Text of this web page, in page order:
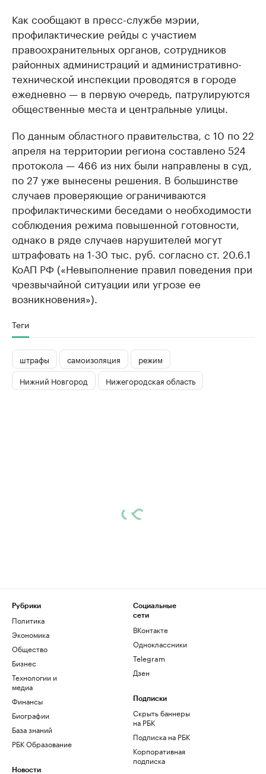
Как сообщают в пресс-службе мэрии,
профилактические рейды с участием
правоохранительных органов, сотрудников
районных администраций и административно-
технической инспекции проводятся в городе
ежедневно — в первую очередь, патрулируются
общественные места и центральные улицы.
По данным областного правительства, с 10 по 22
апреля на территории региона составлено 524
протокола — 466 из них были направлены в суд,
по 27 уже вынесены решения. В большинстве
случаев проверяющие ограничиваются
профилактическими беседами о необходимости
соблюдения режима повышенной готовности,
однако в ряде случаев нарушителей могут
штрафовать на 1-30 тыс. руб. согласно ст. 20.6.1
КоАП РФ («Невыполнение правил поведения при
чрезвычайной ситуации или угрозе ее
возникновения»).
Теги
штрафы самоизоляция
режим
Нижний Новгород
Нижегородская область
Рубрики
Политика
Экономика
Общество
Бизнес
Технологии и
медиа
Финансы
Биографии
База знаний
РБК Образование
Новости
Социальные
сети
ВКонтакте
Одноклассники
Telegram
Дзен
Подписки
Скрыть баннеры
на РБК
Подписка на РБК
Корпоративная
подписка